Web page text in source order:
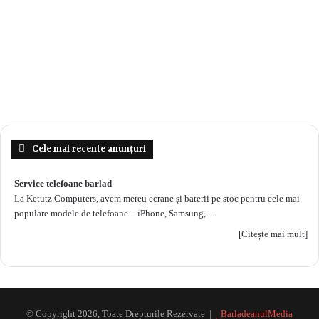
Cele mai recente anunțuri
Service telefoane barlad
La Ketutz Computers, avem mereu ecrane și baterii pe stoc pentru cele mai
populare modele de telefoane – iPhone, Samsung,…
[Citește mai mult]
© Copyright 2026, Toate Drepturile Rezervate | BarladeanulMedia